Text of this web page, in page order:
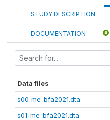
STUDY DESCRIPTION
DOCUMENTATION
Data files
s00_me_bfa2021.dta
s01_me_bfa2021.dta